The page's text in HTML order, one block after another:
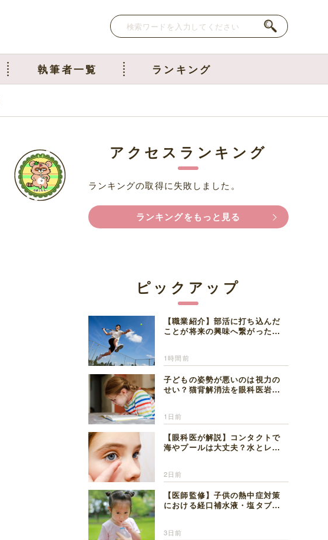
執筆者一覧 ランキング
アクセスランキング
ランキングの取得に失敗しました。
ランキングをもっと見る
ピックアップ
【職業紹介】部活に打ち込んだ
ことが将来の興味へ繋がった。
1時間前
子どもの姿勢が悪いのは視力の
せい？猫背解消法を眼科医岩見
1日前
【眼科医が解説】コンタクトで
海やプールは大丈夫？水とレン
2日前
【医師監修】子供の熱中症対策
における経口補水液・塩タブレ
3日前